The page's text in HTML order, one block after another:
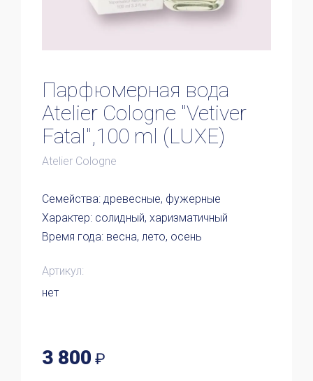
Парфюмерная вода
Atelier Cologne "Vetiver
Fatal",100 ml (LUXE)
Atelier Cologne
Семейства: древесные, фужерные
Характер: солидный, харизматичный
Время года: весна, лето, осень
Артикул:
нет
3 800 ₽